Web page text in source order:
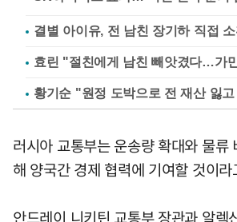
결별 아이유, 전 남친 장기하 직접
효린 "절친에게 남친 빼앗겼다…가
황기순 "원정 도박으로 전 재산 잃
러시아 교통부는 운송량 확대와 물류
해 양국간 경제 협력에 기여할 것이
안드레이 니키틴 교통부 장관과 알렉